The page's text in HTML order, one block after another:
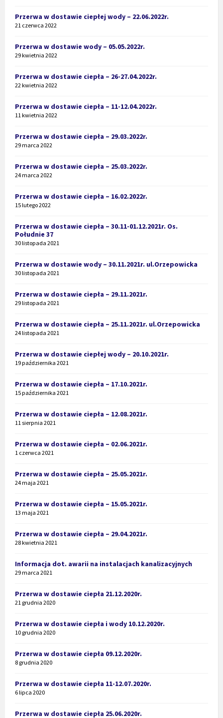
Przerwa w dostawie ciepłej wody – 22.06.2022r.
21 czerwca 2022
Przerwa w dostawie wody – 05.05.2022r.
29 kwietnia 2022
Przerwa w dostawie ciepła – 26-27.04.2022r.
22 kwietnia 2022
Przerwa w dostawie ciepła – 11-12.04.2022r.
11 kwietnia 2022
Przerwa w dostawie ciepła – 29.03.2022r.
29 marca 2022
Przerwa w dostawie ciepła – 25.03.2022r.
24 marca 2022
Przerwa w dostawie ciepła – 16.02.2022r.
15 lutego 2022
Przerwa w dostawie ciepła – 30.11-01.12.2021r. Os.
Południe 37
30 listopada 2021
Przerwa w dostawie wody – 30.11.2021r. ul.Orzepowicka
30 listopada 2021
Przerwa w dostawie ciepła – 29.11.2021r.
29 listopada 2021
Przerwa w dostawie ciepła – 25.11.2021r. ul.Orzepowicka
24 listopada 2021
Przerwa w dostawie ciepłej wody – 20.10.2021r.
19 października 2021
Przerwa w dostawie ciepła – 17.10.2021r.
15 października 2021
Przerwa w dostawie ciepła – 12.08.2021r.
11 sierpnia 2021
Przerwa w dostawie ciepła – 02.06.2021r.
1 czerwca 2021
Przerwa w dostawie ciepła – 25.05.2021r.
24 maja 2021
Przerwa w dostawie ciepła – 15.05.2021r.
13 maja 2021
Przerwa w dostawie ciepła – 29.04.2021r.
28 kwietnia 2021
Informacja dot. awarii na instalacjach kanalizacyjnych
29 marca 2021
Przerwa w dostawie ciepła 21.12.2020r.
21 grudnia 2020
Przerwa w dostawie ciepła i wody 10.12.2020r.
10 grudnia 2020
Przerwa w dostawie ciepła 09.12.2020r.
8 grudnia 2020
Przerwa w dostawie ciepła 11-12.07.2020r.
6 lipca 2020
Przerwa w dostawie ciepła 25.06.2020r.